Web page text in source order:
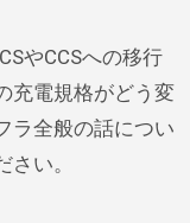
やCCSへの移行
充電規格がどう変
ラ全般の話につい
い。